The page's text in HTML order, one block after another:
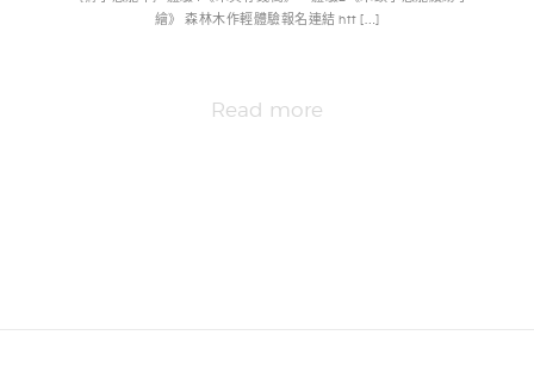
繪》 森林木作輕體驗報名連結 htt […]
Read more